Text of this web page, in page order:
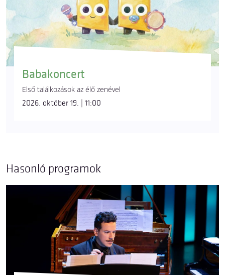
Babakoncert
Első találkozások az élő zenével
2026. október 19. | 11:00
Hasonló programok